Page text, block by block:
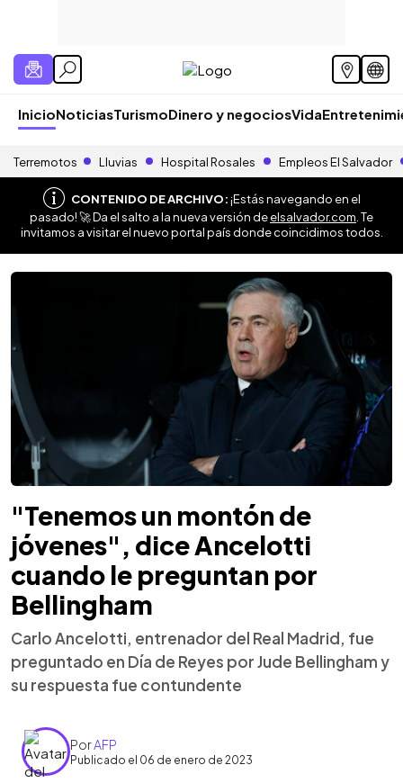
InicioNoticiasTurismoDinero y negociosVida
Terremotos Lluvias Hospital Rosales Empleos El Salvador
CONTENIDO DE ARCHIVO:¡Estás navegando en el
pasado! 🚀 Da el salto a la nueva versión deelsalvador.com . Te
invitamos a visitar el nuevo portal país donde coincidimos todos.
"Tenemos un montón de
jóvenes", dice Ancelotti
cuando le preguntan por
Bellingham
Carlo Ancelotti, entrenador del Real Madrid, fue
preguntado en Día de Reyes por Jude Bellingham y
su respuesta fue contundente
PorAFP
Publicado el 06 de enero de 2023